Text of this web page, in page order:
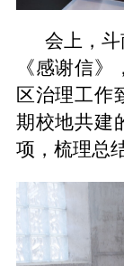
会上，
《感谢信
区治理工作
期校地共建
项，梳理总